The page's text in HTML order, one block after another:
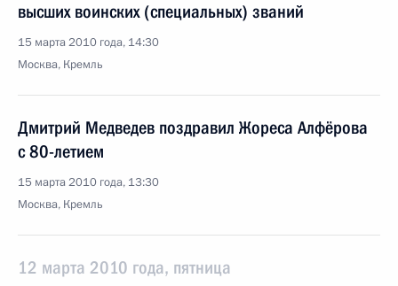
высших воинских (специальных) званий
15 марта 2010 года, 14:30
Москва, Кремль
Дмитрий Медведев поздравил Жореса Алфёрова
с 80-летием
15 марта 2010 года, 13:30
Москва, Кремль
12 марта 2010 года, пятница